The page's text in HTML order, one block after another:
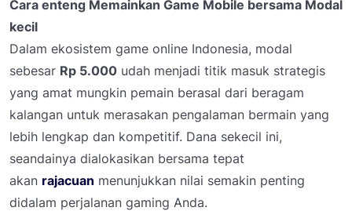
Cara enteng Memainkan Game Mobile bersama Modal
kecil
Dalam ekosistem game online Indonesia, modal
sebesar Rp 5.000 udah menjadi titik masuk strategis
yang amat mungkin pemain berasal dari beragam
kalangan untuk merasakan pengalaman bermain yang
lebih lengkap dan kompetitif. Dana sekecil ini,
seandainya dialokasikan bersama tepat
akan rajacuan menunjukkan nilai semakin penting
didalam perjalanan gaming Anda.